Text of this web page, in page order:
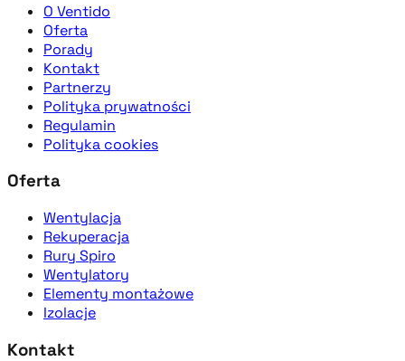
O Ventido
Oferta
Porady
Kontakt
Partnerzy
Polityka prywatności
Regulamin
Polityka cookies
Oferta
Wentylacja
Rekuperacja
Rury Spiro
Wentylatory
Elementy montażowe
Izolacje
Kontakt